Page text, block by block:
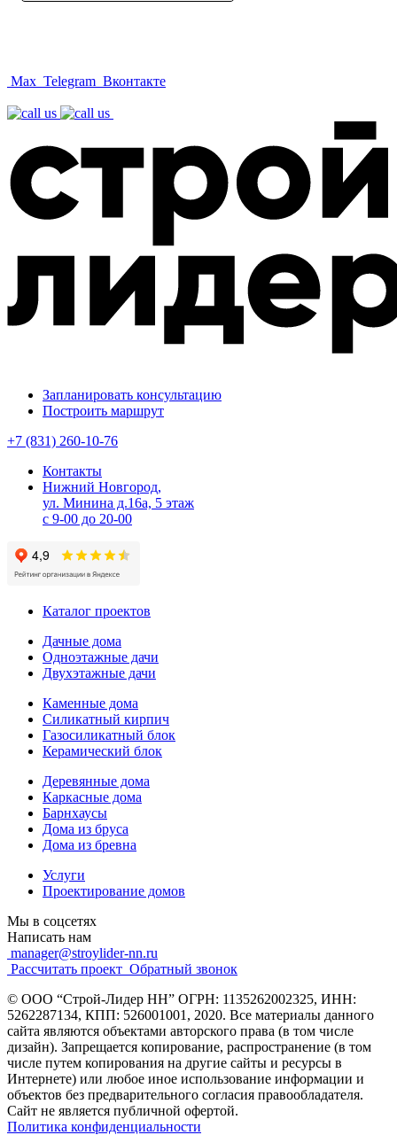
Max Telegram Вконтакте
Запланировать консультацию
Построить маршрут
+7 (831) 260-10-76
Контакты
Нижний Новгород,
ул. Минина д.16а, 5 этаж
с 9-00 до 20-00
Каталог проектов
Дачные дома
Одноэтажные дачи
Двухэтажные дачи
Каменные дома
Силикатный кирпич
Газосиликатный блок
Керамический блок
Деревянные дома
Каркасные дома
Барнхаусы
Дома из бруса
Дома из бревна
Услуги
Проектирование домов
Мы в соцсетях
Написать нам
manager@stroylider-nn.ru
Рассчитать проект Обратный звонок
© ООО “Строй-Лидер НН” ОГРН: 1135262002325, ИНН:
5262287134, КПП: 526001001, 2020. Все материалы данного
сайта являются объектами авторского права (в том числе
дизайн). Запрещается копирование, распространение (в том
числе путем копирования на другие сайты и ресурсы в
Интернете) или любое иное использование информации и
объектов без предварительного согласия правообладателя.
Cайт не является публичной офертой.
Политика конфиденциальности